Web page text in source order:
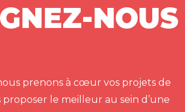
NOUS
prenons à cœur vos projets de
le meilleur au sein d’une